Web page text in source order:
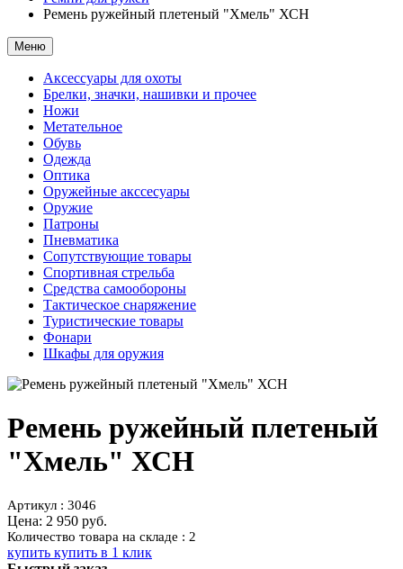
Ремень ружейный плетеный "Хмель" ХСН
Меню
Аксессуары для охоты
Брелки, значки, нашивки и прочее
Ножи
Метательное
Обувь
Одежда
Оптика
Оружейные акссесуары
Оружие
Патроны
Пневматика
Сопутствующие товары
Спортивная стрельба
Средства самообороны
Тактическое снаряжение
Туристические товары
Фонари
Шкафы для оружия
Ремень ружейный плетеный
"Хмель" ХСН
Артикул : 3046
Цена: 2 950 руб.
Количество товара на складе : 2
купить купить в 1 клик